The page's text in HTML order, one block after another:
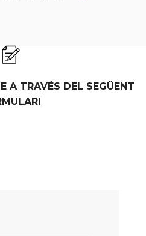
A TRAVÉS DEL SEGÜENT